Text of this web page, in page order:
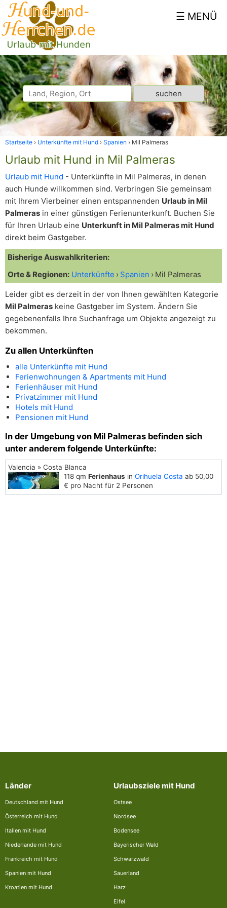
Startseite Unterkünfte mit Hund Spanien Mil Palmeras
Urlaub mit Hund in Mil Palmeras
Urlaub mit Hund - Unterkünfte in Mil Palmeras, in denen
auch Hunde willkommen sind. Verbringen Sie gemeinsam
mit Ihrem Vierbeiner einen entspannenden Urlaub in Mil
Palmeras in einer günstigen Ferienunterkunft. Buchen Sie
für Ihren Urlaub eine Unterkunft in Mil Palmeras mit Hund
direkt beim Gastgeber.
Bisherige Auswahlkriterien:
Orte & Regionen: Unterkünfte Spanien Mil Palmeras
Leider gibt es derzeit in der von Ihnen gewählten Kategorie
Mil Palmeras keine Gastgeber im System. Ändern Sie
gegebenenfalls Ihre Suchanfrage um Objekte angezeigt zu
bekommen.
Zu allen Unterkünften
alle Unterkünfte mit Hund
Ferienwohnungen & Apartments mit Hund
Ferienhäuser mit Hund
Privatzimmer mit Hund
Hotels mit Hund
Pensionen mit Hund
In der Umgebung von Mil Palmeras befinden sich
unter anderem folgende Unterkünfte:
Valencia » Costa Blanca
118 qm Ferienhaus in Orihuela Costa ab 50,00
€ pro Nacht für 2 Personen
Länder
Deutschland mit Hund
Österreich mit Hund
Italien mit Hund
Niederlande mit Hund
Frankreich mit Hund
Spanien mit Hund
Kroatien mit Hund
Urlaubsziele mit Hund
Ostsee
Nordsee
Bodensee
Bayerischer Wald
Schwarzwald
Sauerland
Harz
Eifel